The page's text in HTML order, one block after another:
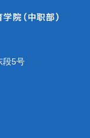
电驱动总成检
伍条理清晰地
段5号